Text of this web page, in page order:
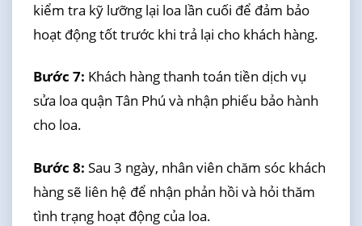
kiểm tra kỹ lưỡng lại loa lần cuối để đảm bảo
hoạt động tốt trước khi trả lại cho khách hàng.
Bước 7: Khách hàng thanh toán tiền dịch vụ
sửa loa quận Tân Phú và nhận phiếu bảo hành
cho loa.
Bước 8: Sau 3 ngày, nhân viên chăm sóc khách
hàng sẽ liên hệ để nhận phản hồi và hỏi thăm
tình trạng hoạt động của loa.